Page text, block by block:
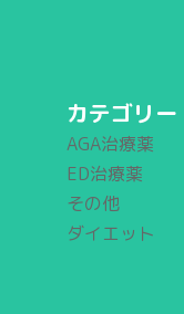
カテゴリー
AGA治療薬
ED治療薬
その他
ダイエット